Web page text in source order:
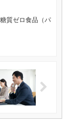
質ゼロ食品（パ